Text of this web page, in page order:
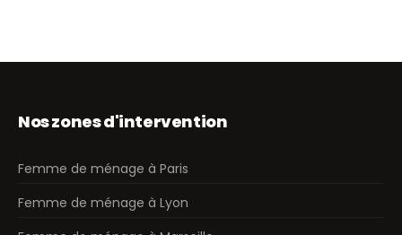
Nos zones d'intervention
Femme de ménage à Paris
Femme de ménage à Lyon